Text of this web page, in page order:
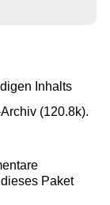
Inhalts
(120.8k).
Paket